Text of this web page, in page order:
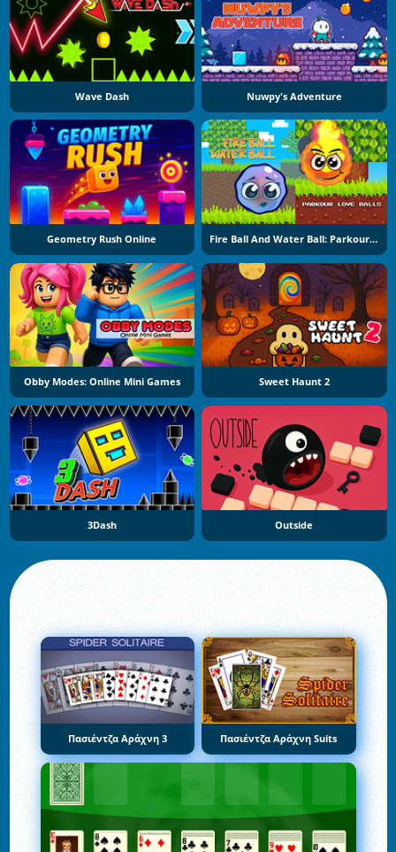
Wave Dash Nuwpy's Adventure
Geometry Rush Online Fire Ball And Water Ball: Parkour Love Balls
Obby Modes: Online Mini Games Sweet Haunt 2
3Dash Outside
Πασιέντζα Αράχνη 3 Πασιέντζα Αράχνη Suits